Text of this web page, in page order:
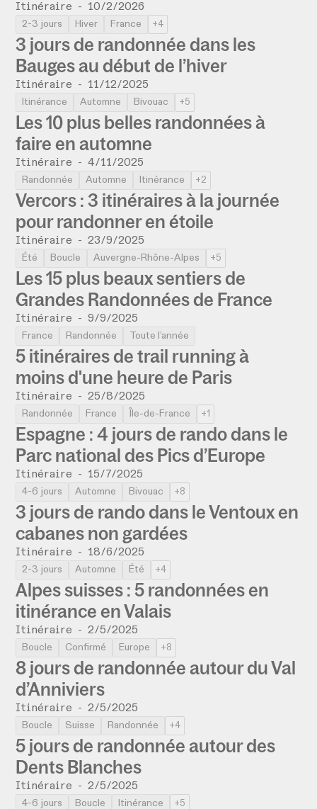
Itinéraire - 10/2/2026
2-3 jours Hiver France +4
3 jours de randonnée dans les
Bauges au début de l’hiver
Itinéraire - 11/12/2025
Itinérance Automne Bivouac +5
Les 10 plus belles randonnées à
faire en automne
Itinéraire -4/11/2025
Randonnée Automne Itinérance +2
Vercors : 3 itinéraires à la journée
pour randonner en étoile
Itinéraire -23/9/2025
Été Boucle Auvergne-Rhône-Alpes +5
Les 15 plus beaux sentiers de
Grandes Randonnées de France
Itinéraire -9/9/2025
France Randonnée Toute l’année
5 itinéraires de trail running à
moins d'une heure de Paris
Itinéraire -25/8/2025
Randonnée France Île-de-France +1
Espagne : 4 jours de rando dans le
Parc national des Pics d’Europe
Itinéraire - 15/7/2025
4-6 jours Automne Bivouac +8
3 jours de rando dans le Ventoux en
cabanes non gardées
Itinéraire - 18/6/2025
2-3 jours Automne Été +4
Alpes suisses : 5 randonnées en
itinérance en Valais
Itinéraire -2/5/2025
Boucle Confirmé Europe +8
8 jours de randonnée autour du Val
d’Anniviers
Itinéraire -2/5/2025
Boucle Suisse Randonnée +4
5 jours de randonnée autour des
Dents Blanches
Itinéraire -2/5/2025
4-6 jours Boucle Itinérance +5